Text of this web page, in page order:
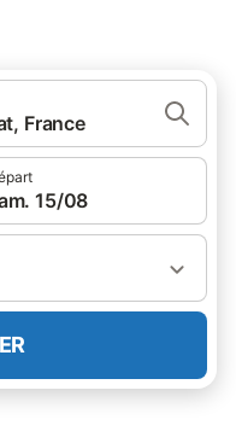
France
15/08